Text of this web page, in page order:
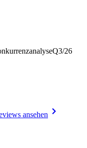
Q3/26
ansehen